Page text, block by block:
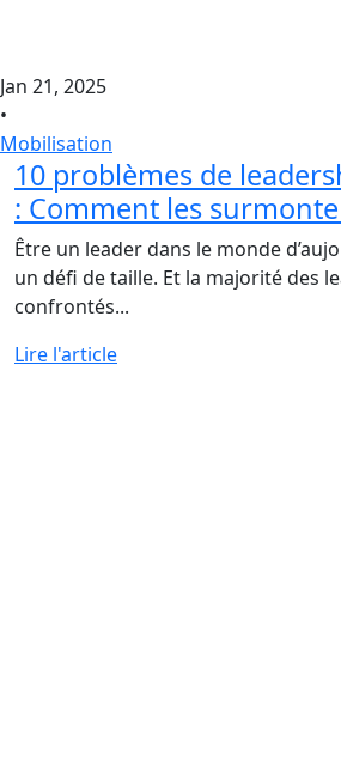
Jan 21, 2025
•
Mobilisation
10 problèmes de
: Comment les
Être un leader dans le monde
un défi de taille. Et la majorité des
confrontés...
Lire l'article